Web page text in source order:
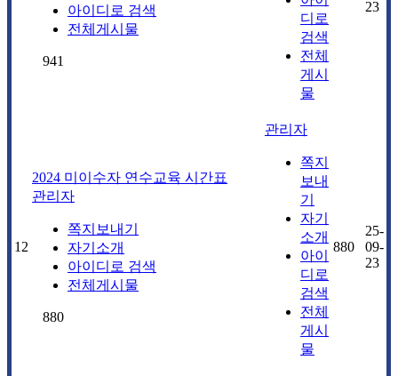
아이디로 검색
전체게시물
941
디로
검색
전체
게시
물
23
12
2024 미이수자 연수교육 시간표
관리자
쪽지보내기
자기소개
아이디로 검색
전체게시물
880
관리자
쪽지
보내
기
자기
소개
아이
디로
검색
전체
게시
물
880
25-
09-
23